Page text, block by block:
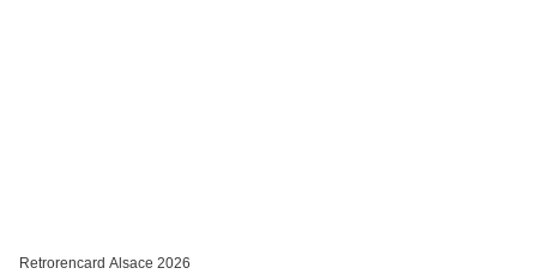
Retrorencard Alsace 2026